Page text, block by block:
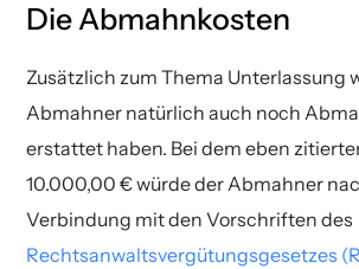
Die Abmahnkosten
Zusätzlich zum Thema Unterlassung
Abmahner natürlich auch noch
erstattet haben. Bei dem eben
10.000,00 € würde der Abmahner
Verbindung mit den Vorschriften des
Rechtsanwaltsvergütungsgesetzes